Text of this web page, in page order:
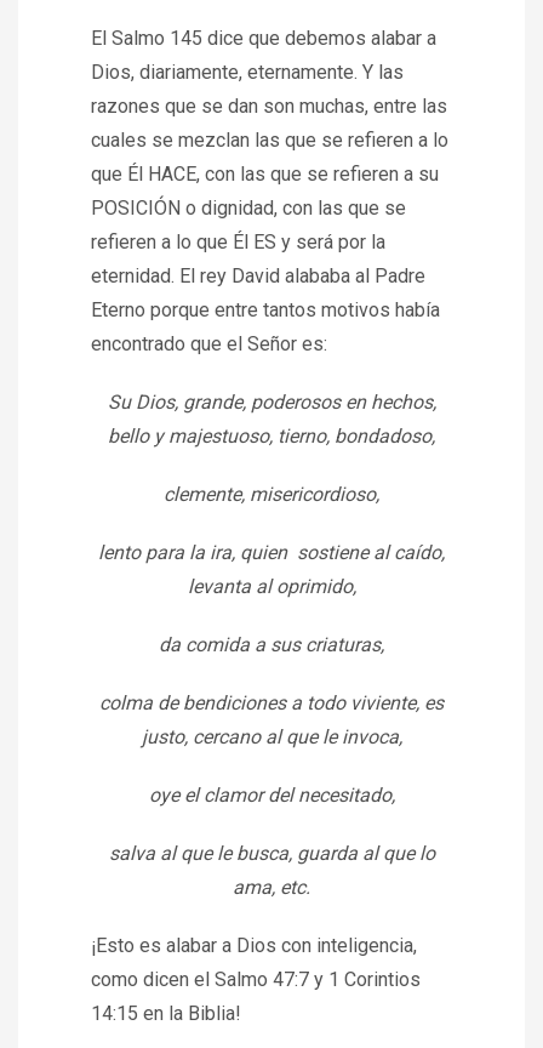
El Salmo 145 dice que debemos alabar a
Dios, diariamente, eternamente. Y las
razones que se dan son muchas, entre las
cuales se mezclan las que se refieren a lo
que Él HACE, con las que se refieren a su
POSICIÓN o dignidad, con las que se
refieren a lo que Él ES y será por la
eternidad. El rey David alababa al Padre
Eterno porque entre tantos motivos había
encontrado que el Señor es:
Su Dios, grande, poderosos en hechos,
bello y majestuoso, tierno, bondadoso,
clemente, misericordioso,
lento para la ira, quien sostiene al caído,
levanta al oprimido,
da comida a sus criaturas,
colma de bendiciones a todo viviente, es
justo, cercano al que le invoca,
oye el clamor del necesitado,
salva al que le busca, guarda al que lo
ama, etc.
¡Esto es alabar a Dios con inteligencia,
como dicen el Salmo 47:7 y 1 Corintios
14:15 en la Biblia!